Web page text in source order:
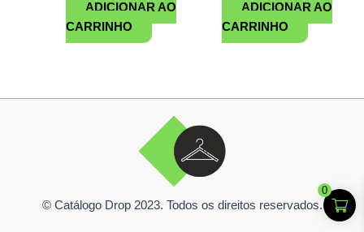
ADICIONAR AO
CARRINHO
ADICIONAR AO
CARRINHO
© Catálogo Drop 2023. Todos os direitos reservados.
0